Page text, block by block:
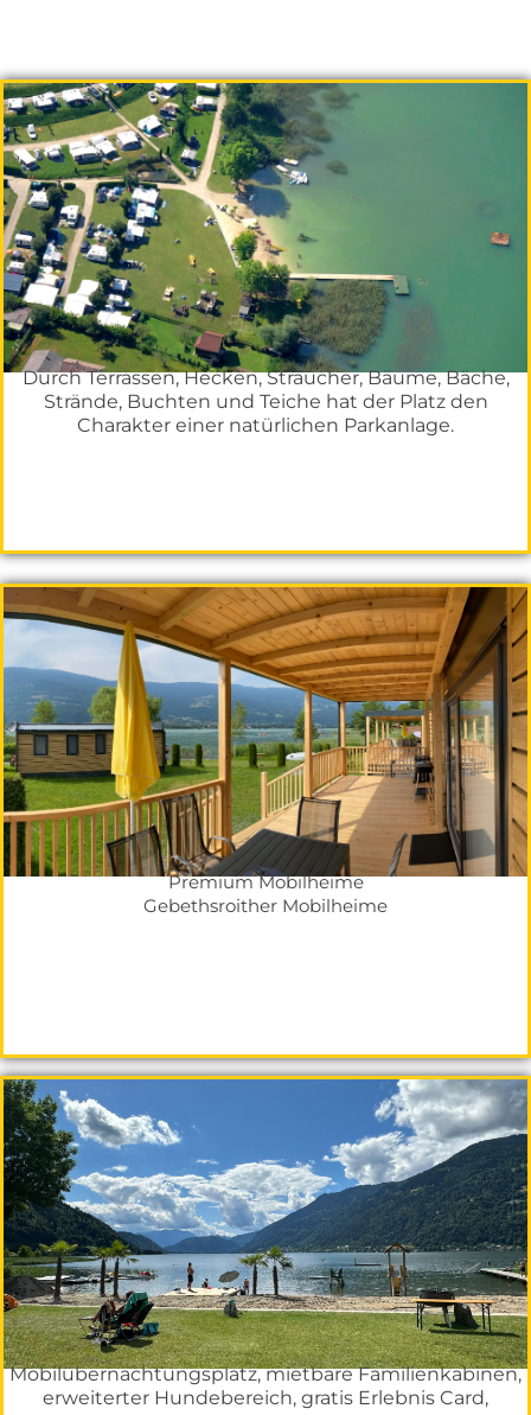
Durch Terrassen, Hecken, Sträucher, Bäume, Bäche,
Strände, Buchten und Teiche hat der Platz den
Charakter einer natürlichen Parkanlage.
Premium Mobilheime
Gebethsroither Mobilheime
Mobilübernachtungsplatz, mietbare Familienkabinen,
erweiterter Hundebereich, gratis Erlebnis Card,